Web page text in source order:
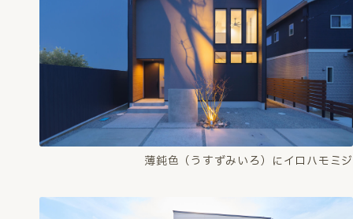
薄鈍色（うすずみいろ）にイロハモミジ